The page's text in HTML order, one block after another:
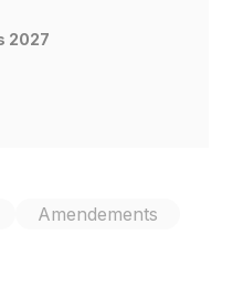
2027
Amendements